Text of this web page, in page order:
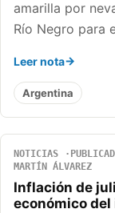
amarilla por
Río Negro para
Leer nota
Argentina
NOTICIAS
MARTÍN ÁLVAREZ
Inflación de
económico